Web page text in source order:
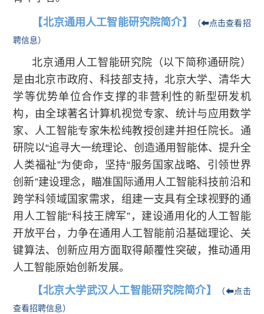
【北京通用人工智能研究院简介】
（⬅点击查看招
聘信息）
北京通用人工智能研究院（以下简称通研院）
是由北京市政府、科技部支持，北京大学、清华大
学等优势单位合作支撑的非营利性的新型研发机
构，由全球著名计算机视觉专家、统计与应用数学
家、人工智能专家朱松纯教授创建并担任院长。通
研院以“追寻大一统理论、创造通用智能体、提升全
人类福祉”为使命，坚持“服务国家战略、引领世界
创新”建设理念，瞄准国际通用人工智能科技前沿和
跨学科领域国家需求，组建一支具有全球视野的通
用人工智能“科技王牌军”，建设通用化的人工智能
开放平台，力争在通用人工智能前沿基础理论、关
键算法、创新应用方面取得颠覆性突破，推动通用
人工智能原始创新发展。
【北京大学武汉人工智能研究院简介】
（⬅点击
查看招聘信息）